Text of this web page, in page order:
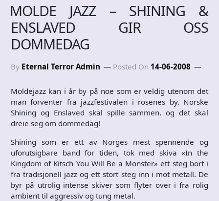
MOLDE JAZZ – SHINING &
ENSLAVED GIR OSS
DOMMEDAG
By Eternal Terror Admin Posted On 14-06-2008
Moldejazz kan i år by på noe som er veldig utenom det
man forventer fra jazzfestivalen i rosenes by. Norske
Shining og Enslaved skal spille sammen, og det skal
dreie seg om dommedag!
Shining som er ett av Norges mest spennende og
uforutsigbare band for tiden, tok med skiva «In the
Kingdom of Kitsch You Will Be a Monster» ett steg bort i
fra tradisjonell jazz og ett stort steg inn i mot metall. De
byr på utrolig intense skiver som flyter over i fra rolig
ambient til aggressiv og tung metal.